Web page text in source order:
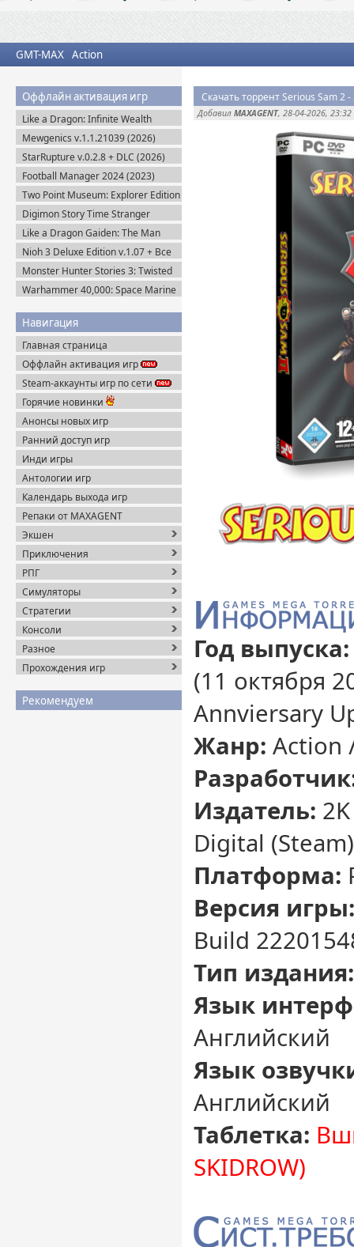
GMT-MAX Action
Оффлайн активация игр
Like a Dragon: Infinite Wealth
Ultimate Edition (2024) Steam-Rip
Mewgenics v.1.1.21039 (2026)
Пиратка
StarRupture v.0.2.8 + DLC (2026)
Пиратка
Football Manager 2024 (2023)
Steam-Rip
Two Point Museum: Explorer Edition
(2025) Steam-Rip
Digimon Story Time Stranger
Ultimate Edition (2025) Steam-Rip
Like a Dragon Gaiden: The Man
Who Erased His Name (2023)
Steam-Rip
Nioh 3 Deluxe Edition v.1.07 + Все
DLC (2026) Пиратка
Monster Hunter Stories 3: Twisted
Reflection (2026) Steam-Rip
Warhammer 40,000: Space Marine
Пиратка
Навигация
Главная страница
Оффлайн активация игр
Steam-аккаунты игр по сети
Горячие новинки
Анонсы новых игр
Ранний доступ игр
Инди игры
Антологии игр
Календарь выхода игр
Репаки от MAXAGENT
Экшен
Приключения
РПГ
Симуляторы
Стратегии
Консоли
Разное
Прохождения игр
Рекомендуем
Добавил MAXAGENT, 28-04-2026, 23:32
Год выпуска:
(11 октября
Annviersary
Жанр: Action
Издатель:
Digital
Платформа:
Версия игры:
Build
Тип издания:
Язык
Английский
Язык
Английский
Таблетка:
SKIDROW)